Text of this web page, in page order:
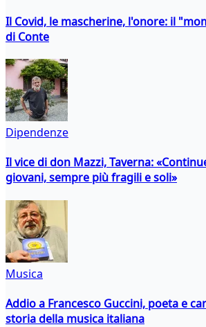
Il Covid, le mascherine, l'onore: il
di Conte
Dipendenze
Il vice di don Mazzi, Taverna:
giovani, sempre più fragili e soli»
Musica
Addio a Francesco Guccini, poeta e
storia della musica italiana